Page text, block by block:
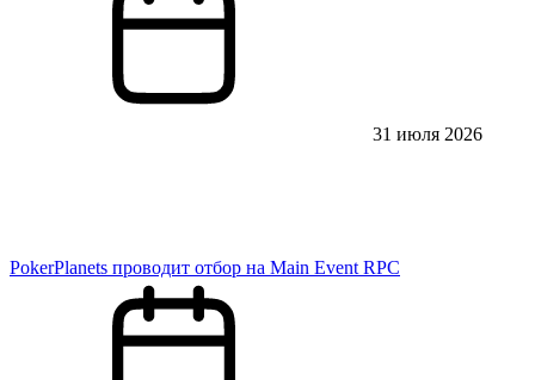
31 июля 2026
PokerPlanets проводит отбор на Main Event RPC